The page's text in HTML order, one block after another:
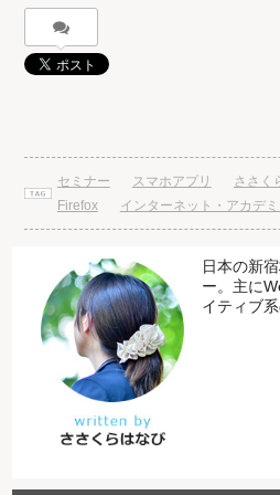
セミナー スマホアプリ ささく
Firefox
インターネット・アカデ
日本の新
ー。主に
イティブ